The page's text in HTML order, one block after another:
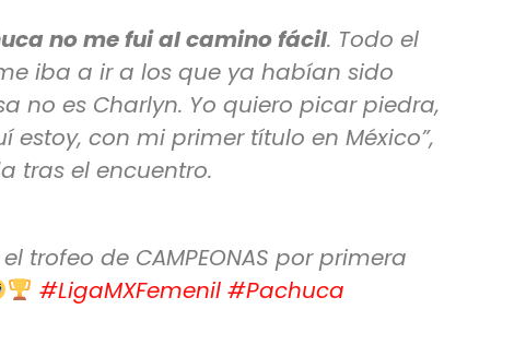
no me fui al camino fácil. Todo el
iba a ir a los que ya habían sido
no es Charlyn. Yo quiero picar piedra,
estoy, con mi primer título en México”,
tras el encuentro.
trofeo de CAMPEONAS por primera
#LigaMXFemenil #Pachuca